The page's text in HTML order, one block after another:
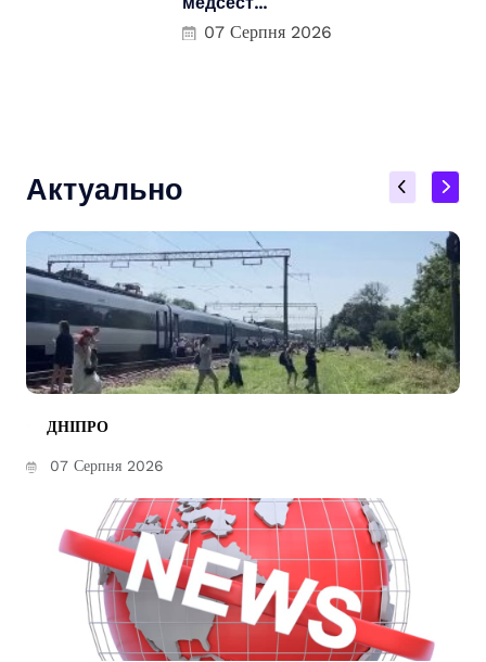
07 Серпня 2026
Актуально
ДНІПРО
07 Серпня 2026